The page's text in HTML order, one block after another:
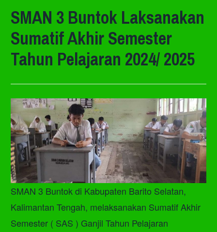
SMAN 3 Buntok Laksanakan
Sumatif Akhir Semester
Tahun Pelajaran 2024/ 2025
SMAN 3 Buntok di Kabupaten Barito Selatan,
Kalimantan Tengah, melaksanakan Sumatif Akhir
Semester ( SAS ) Ganjil Tahun Pelajaran